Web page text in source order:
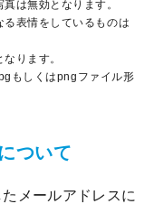
は無効となります。
表情をしているものは
ります。
もしくはpngファイル形
ついて
メールアドレスに